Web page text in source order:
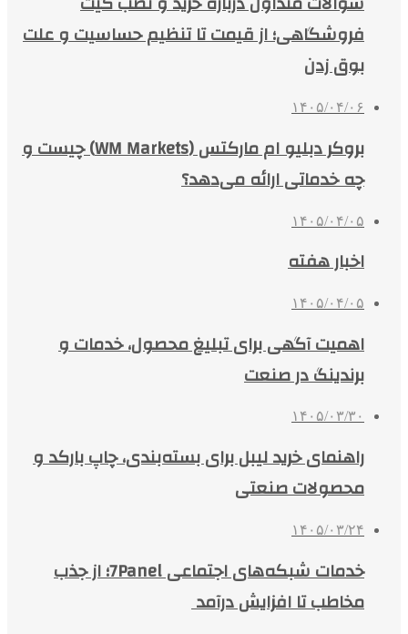
فروشگاهی؛ از قیمت تا تنظیم حساسیت و علت
بوق زدن
۱۴۰۵/۰۴/۰۶
بروکر دبلیو ام مارکتس (WM Markets) چیست و
چه خدماتی ارائه می‌دهد؟
۱۴۰۵/۰۴/۰۵
اخبار هفته
۱۴۰۵/۰۴/۰۵
اهمیت آگهی برای تبلیغ محصول، خدمات و
برندینگ در صنعت
۱۴۰۵/۰۳/۳۰
راهنمای خرید لیبل برای بسته‌بندی، چاپ بارکد و
محصولات صنعتی
۱۴۰۵/۰۳/۲۴
خدمات شبکه‌های اجتماعی 7Panel؛ از جذب
مخاطب تا افزایش درآمد